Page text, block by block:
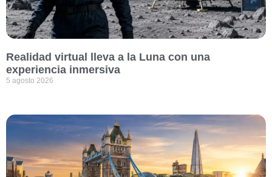
Realidad virtual lleva a la Luna con una
experiencia inmersiva
5 agosto 2026